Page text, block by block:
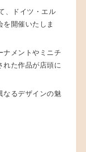
、ドイツ・エル
を開催いたしま
ナメントやミニチ
れた作品が店頭に
なるデザインの魅